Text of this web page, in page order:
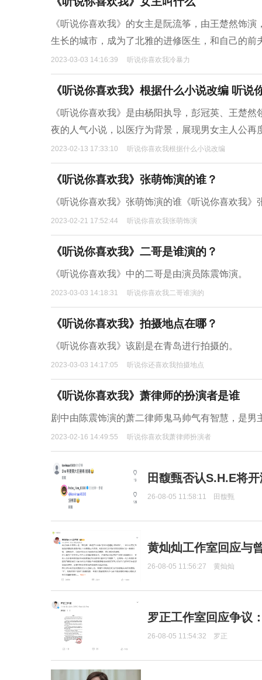
《听说你喜欢我》的女主是阮流筝，由王楚然饰
生长的城市，成为了北雅的进修医生，和自己的前
2023-03-03 14:16:39 听说你喜欢我冷暴力
《听说你喜欢我》根据什么小说改编 听说
《听说你喜欢我》是由杨阳执导，彭冠英、王楚
夜的人气小说，以医疗为背景，展现男女主人公再
2023-02-13 17:33:10 听说你喜欢我根据什么小说改编
《听说你喜欢我》张萌饰演的谁？
《听说你喜欢我》张萌饰演的谁《听说你喜欢我》
2023-02-21 17:52:44 听说你喜欢我张萌饰演
《听说你喜欢我》二哥是谁演的？
《听说你喜欢我》中的二哥是由演员陈震饰演。
2023-03-03 14:18:31 听说你喜欢我二哥谁演的
《听说你喜欢我》拍摄地点在哪？
《听说你喜欢我》该剧是在青岛进行拍摄的。
2023-03-03 14:17:05 听说你还喜欢我拍摄地点
《听说你喜欢我》萧律师的扮演者是谁
剧中由陈震饰演的萧二律师鬼马帅气有智慧，是
2023-02-16 14:49:55 听说你喜欢我萧律师扮演者
田馥甄否认S.H.E将
26-08-05 11:58:11 田馥甄
黄灿灿工作室回应与
26-08-05 11:56:27 黄灿灿
罗正工作室回应争议
26-08-05 11:54:32 罗正